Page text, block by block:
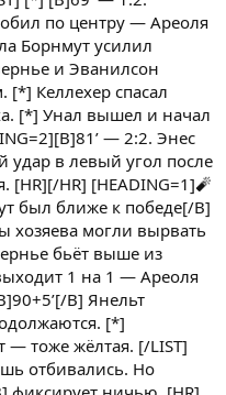
по центру — Ареоля
Борнмут усилил
и Эванилсон
[*] Келлехер спасал
[*] Унал вышел и начал
— 2:2. Энес
в левый угол после
[HR][/HR] [HEADING=1]🧨
был ближе к победе[/B]
хозяева могли вырвать
бьёт выше из
1 на 1 — Ареоля
B] Янельт
[*]
— тоже жёлтая. [/LIST]
отбивались. Но